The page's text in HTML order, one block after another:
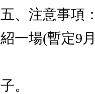
五、注意事項
紹一場(暫定9
子。